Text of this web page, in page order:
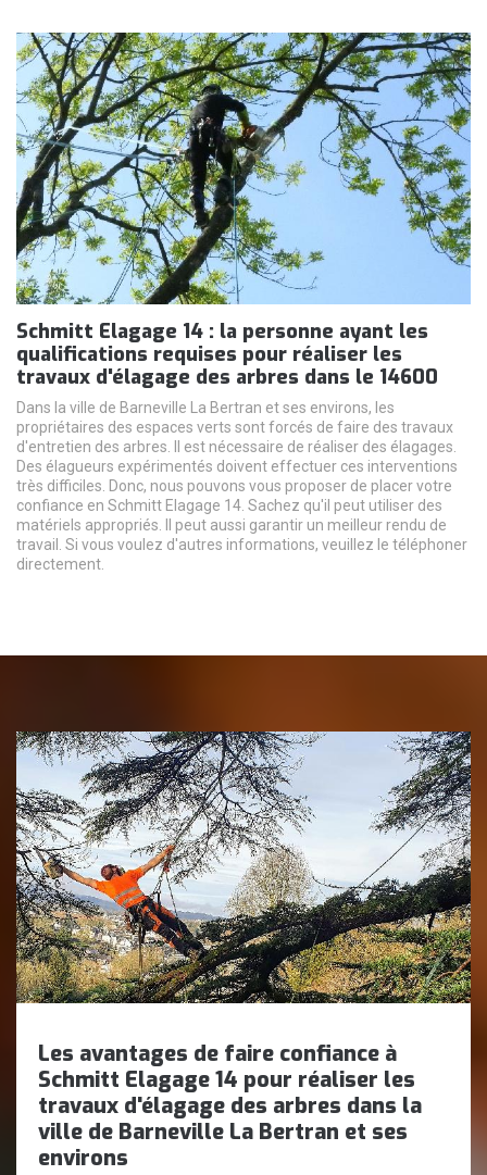
Schmitt Elagage 14 : la personne ayant les
qualifications requises pour réaliser les
travaux d'élagage des arbres dans le 14600
Dans la ville de Barneville La Bertran et ses environs, les
propriétaires des espaces verts sont forcés de faire des travaux
d'entretien des arbres. Il est nécessaire de réaliser des élagages.
Des élagueurs expérimentés doivent effectuer ces interventions
très difficiles. Donc, nous pouvons vous proposer de placer votre
confiance en Schmitt Elagage 14. Sachez qu'il peut utiliser des
matériels appropriés. Il peut aussi garantir un meilleur rendu de
travail. Si vous voulez d'autres informations, veuillez le téléphoner
directement.
Les avantages de faire confiance à
Schmitt Elagage 14 pour réaliser les
travaux d'élagage des arbres dans la
ville de Barneville La Bertran et ses
environs